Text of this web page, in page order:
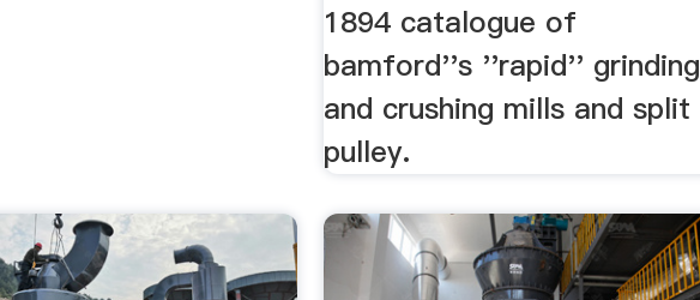
1894 catalogue of
bamford''s ''rapid'' grinding
and crushing mills and split
pulley.